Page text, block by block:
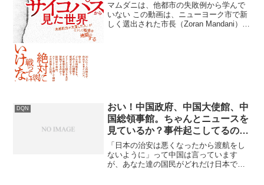
マムダニは、他都市の失敗例から学んで
いない この動画は、ニューヨーク市で新
しく選出された市長（Zoran Mandani）の
DQN
おい！中国政府、中国大使館、中
国総領事館。ちゃんとニュースを
見ているか？事件起こしてるの
は、どっちだ？
「日本の治安は悪くなったから渡航をし
ないように」って中国は言っています
が、あなた達の国民がどれだけ日本で犯